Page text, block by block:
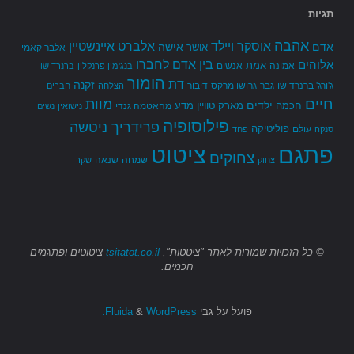
תגיות
אדם אהבה אוסקר ויילד אושר אישה אלברט איינשטיין אלבר קאמי
אלוהים אמונה אמת אנשים בין אדם לחברו בנג'מין פרנקלין ברנרד שו
ג'ורג' ברנרד שו גבר גרושו מרקס דיבור דת הומור הצלחה זקנה חברים
חיים חכמה ילדים מארק טוויין מדע מהאטמה גנדי מוות נישואין נשים
סנקה עולם פוליטיקה פחד פילוסופיה פרידריך ניטשה
פתגם צחוק צחוקים ציטוט שמחה שנאה שקר
© כל הזכויות שמורות לאתר "ציטטות", tsitatot.co.il ציטוטים ופתגמים
חכמים.
פועל על גבי & WordPress.